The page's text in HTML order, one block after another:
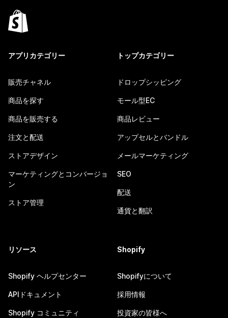
アプリカテゴリー
販売チャネル
商品を探す
商品を販売する
注文と配送
ストアデザイン
マーケティングとコンバージョ
ン
ストア管理
トップカテゴリー
ドロップシッピング
モール型EC
商品レビュー
アップセルとバンドル
メールマーケティング
SEO
配送
通貨と翻訳
リソース
Shopify ヘルプセンター
APIドキュメント
Shopify コミュニティ
Shopify
Shopifyについて
採用情報
投資家の皆様へ